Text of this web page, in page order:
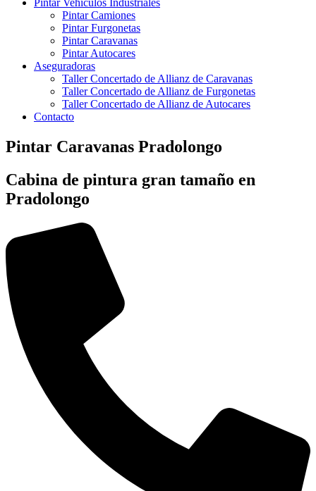
Pintar Camiones
Pintar Furgonetas
Pintar Caravanas
Pintar Autocares
Aseguradoras
Taller Concertado de Allianz de Caravanas
Taller Concertado de Allianz de Furgonetas
Taller Concertado de Allianz de Autocares
Contacto
Pintar Caravanas Pradolongo
Cabina de pintura gran tamaño en
Pradolongo